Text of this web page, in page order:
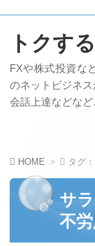
トクす
FXや株式投資な
のネットビジネ
会話上達などな
HOME タグ
サ
不